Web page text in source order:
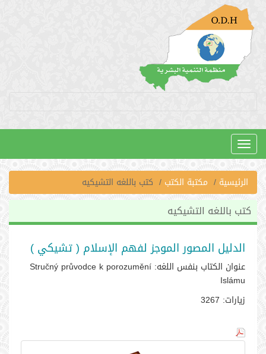
Toggle
navigation
الرئيسية
مكتبة الكتب كتب باللغه التشيكيه
كتب باللغه التشيكيه
الدليل المصور الموجز لفهم الإسلام ( تشيكي )
عنوان الكتاب بنفس اللغه: Stručný průvodce k porozumění
Islámu
زيارات: